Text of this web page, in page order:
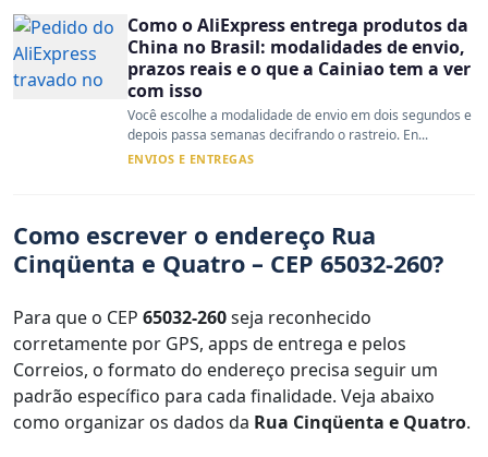
Como o AliExpress entrega produtos da
China no Brasil: modalidades de envio,
prazos reais e o que a Cainiao tem a ver
com isso
Você escolhe a modalidade de envio em dois segundos e
depois passa semanas decifrando o rastreio. En...
ENVIOS E ENTREGAS
Como escrever o endereço Rua
Cinqüenta e Quatro – CEP 65032-260?
Para que o CEP 65032-260seja reconhecido
corretamente por GPS, apps de entrega e pelos
Correios, o formato do endereço precisa seguir um
padrão específico para cada finalidade. Veja abaixo
como organizar os dados da Rua Cinqüenta e Quatro.